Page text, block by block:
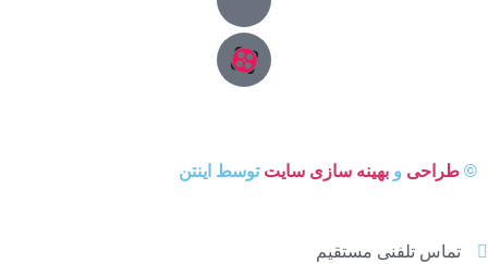
© طراحی و بهینه سازی سایت توسط اینتن
تماس تلفنی مستقیم